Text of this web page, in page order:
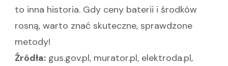
to inna historia. Gdy ceny baterii i środków
rosną, warto znać skuteczne, sprawdzone
metody!
Źródła: gus.gov.pl, murator.pl, elektroda.pl,